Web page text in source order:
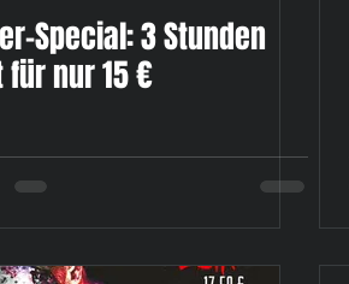
Special: 3 Stunden
für nur 15 €